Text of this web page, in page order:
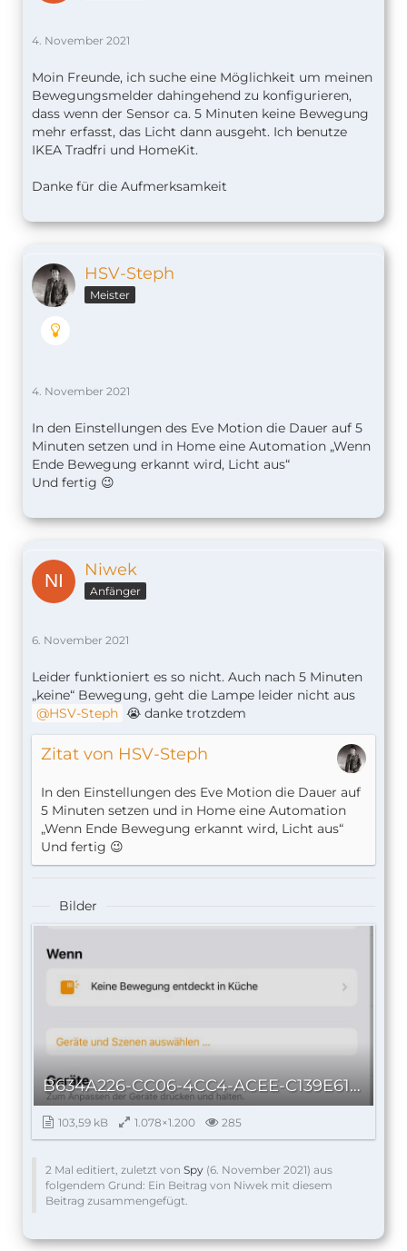
4. November 2021
Moin Freunde, ich suche eine Möglichkeit um meinen
Bewegungsmelder dahingehend zu konfigurieren,
dass wenn der Sensor ca. 5 Minuten keine Bewegung
mehr erfasst, das Licht dann ausgeht. Ich benutze
IKEA Tradfri und HomeKit.
Danke für die Aufmerksamkeit
HSV-Steph
Meister
4. November 2021
In den Einstellungen des Eve Motion die Dauer auf 5
Minuten setzen und in Home eine Automation „Wenn
Ende Bewegung erkannt wird, Licht aus“
Und fertig 😉
Niwek
Anfänger
6. November 2021
Leider funktioniert es so nicht. Auch nach 5 Minuten
„keine“ Bewegung, geht die Lampe leider nicht aus
HSV-Steph 😭 danke trotzdem
Zitat von HSV-Steph
In den Einstellungen des Eve Motion die Dauer auf
5 Minuten setzen und in Home eine Automation
„Wenn Ende Bewegung erkannt wird, Licht aus“
Und fertig 😉
Bilder
B634A226-CC06-4CC4-ACEE-C139E61985EF_autoscaled.jpg
103,59 kB 1.078×1.200 285
2 Mal editiert, zuletzt von Spy (6. November 2021) aus
folgendem Grund: Ein Beitrag von Niwek mit diesem
Beitrag zusammengefügt.